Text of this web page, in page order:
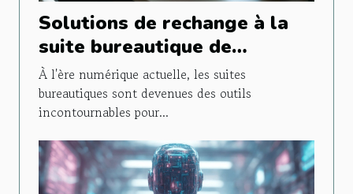
Solutions de rechange à la
suite bureautique de
Microsoft Les outils gratuits
les plus performants
À l'ère numérique actuelle, les suites
bureautiques sont devenues des outils
incontournables pour...